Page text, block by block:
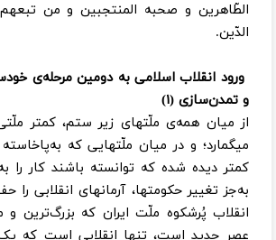
الطّاهرین و صحبه المنتجبین و من
الدّین.
ورود انقلاب اسلامی به دومین مرحله‌‌ی
و تمدن‌سازی (۱)
از میان همه‌ی ملّتهای زیر ستم، کمتر
میگمارد؛ و در میان ملّتهایی که به‌پاخاسته
کمتر دیده شده که توانسته باشند کار را
به‌جز تغییر حکومتها، آرمانهای انقلابی را
انقلاب پُرشکوه ملّت ایران که بزرگ‌ترین و
عصر جدید است، تنها انقلابی است که یک